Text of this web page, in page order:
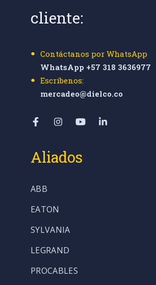
cliente:
Contáctanos por WhatsApp
WhatsApp +57 318 3636977
Escríbenos:
mercadeo@dielco.co
Aliados
ABB
EATON
SYLVANIA
LEGRAND
PROCABLES